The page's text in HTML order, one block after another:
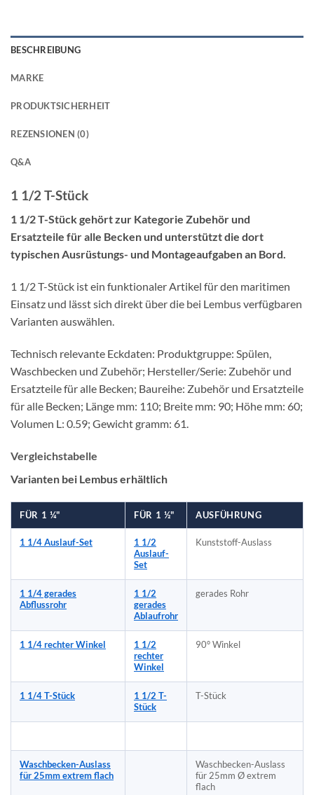
BESCHREIBUNG
MARKE
PRODUKTSICHERHEIT
REZENSIONEN (0)
Q&A
1 1/2 T-Stück
1 1/2 T-Stück gehört zur Kategorie Zubehör und
Ersatzteile für alle Becken und unterstützt die dort
typischen Ausrüstungs- und Montageaufgaben an Bord.
1 1/2 T-Stück ist ein funktionaler Artikel für den maritimen
Einsatz und lässt sich direkt über die bei Lembus verfügbaren
Varianten auswählen.
Technisch relevante Eckdaten: Produktgruppe: Spülen,
Waschbecken und Zubehör; Hersteller/Serie: Zubehör und
Ersatzteile für alle Becken; Baureihe: Zubehör und Ersatzteile
für alle Becken; Länge mm: 110; Breite mm: 90; Höhe mm: 60;
Volumen L: 0.59; Gewicht gramm: 61.
Vergleichstabelle
Varianten bei Lembus erhältlich
FÜR 1 ¼" FÜR 1 ½" AUSFÜHRUNG
1 1/4 Auslauf-Set
1 1/2
Auslauf-
Set
Kunststoff-Auslass
1 1/4 gerades
Abflussrohr
1 1/2
gerades
Ablaufrohr
gerades Rohr
1 1/4 rechter Winkel
1 1/2
rechter
Winkel
90° Winkel
1 1/4 T-Stück
1 1/2 T-
Stück
T-Stück
Waschbecken-Auslass
für 25mm extrem flach
Waschbecken-Auslass
für 25mm Ø extrem
flach